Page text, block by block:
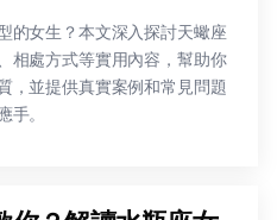
的女生？本文深入探討天蠍座
相處方式等實用內容，幫助你
，並提供真實案例和常見問題
手。